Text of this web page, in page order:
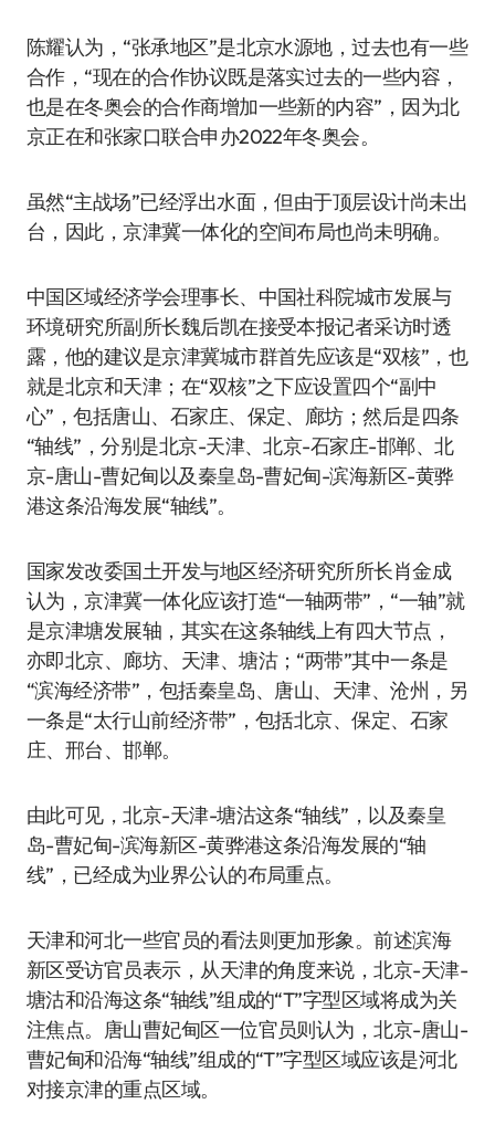
陈耀认为，“张承地区”是北京水源地，过去也有一些
合作，“现在的合作协议既是落实过去的一些内容，
也是在冬奥会的合作商增加一些新的内容”，因为北
京正在和张家口联合申办2022年冬奥会。
虽然“主战场”已经浮出水面，但由于顶层设计尚未出
台，因此，京津冀一体化的空间布局也尚未明确。
中国区域经济学会理事长、中国社科院城市发展与
环境研究所副所长魏后凯在接受本报记者采访时透
露，他的建议是京津冀城市群首先应该是“双核”，也
就是北京和天津；在“双核”之下应设置四个“副中
心”，包括唐山、石家庄、保定、廊坊；然后是四条
“轴线”，分别是北京-天津、北京-石家庄-邯郸、北
京-唐山-曹妃甸以及秦皇岛-曹妃甸-滨海新区-黄骅
港这条沿海发展“轴线”。
国家发改委国土开发与地区经济研究所所长肖金成
认为，京津冀一体化应该打造“一轴两带”，“一轴”就
是京津塘发展轴，其实在这条轴线上有四大节点，
亦即北京、廊坊、天津、塘沽；“两带”其中一条是
“滨海经济带”，包括秦皇岛、唐山、天津、沧州，另
一条是“太行山前经济带”，包括北京、保定、石家
庄、邢台、邯郸。
由此可见，北京-天津-塘沽这条“轴线”，以及秦皇
岛-曹妃甸-滨海新区-黄骅港这条沿海发展的“轴
线”，已经成为业界公认的布局重点。
天津和河北一些官员的看法则更加形象。前述滨海
新区受访官员表示，从天津的角度来说，北京-天津-
塘沽和沿海这条“轴线”组成的“T”字型区域将成为关
注焦点。唐山曹妃甸区一位官员则认为，北京-唐山-
曹妃甸和沿海“轴线”组成的“T”字型区域应该是河北
对接京津的重点区域。